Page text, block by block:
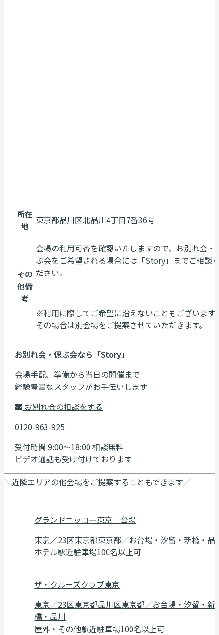
所在
地
東京都品川区北品川4丁目7番36号
その
他備
考
会場の利用可否を確認いたしますので、お別れ会・
ぶ会をご希望される場合には「Story」までご相談
ださい。
※利用に際してご希望に沿えないこともございます
その場合は別会場をご提案させていただきます。
お別れ会・偲ぶ会なら「Story」
会場手配、準備から当日の開催まで
経験豊富なスタッフがお手伝いします
お別れ会の相談をする
0120-963-925
受付時間 9:00～18:00 相談無料
ビデオ通話も受け付けております
＼近隣エリアの他会場をご提案することもできます／
グランドニッコー東京 台場
東京／23区東京都東京都／お台場・汐留・新橋・品
ホテル駅近駐車場100名以上可
ザ・クルーズクラブ東京
東京／23区東京都品川区東京都／お台場・汐留・新
橋・品川
屋外・その他駅近駐車場100名以上可